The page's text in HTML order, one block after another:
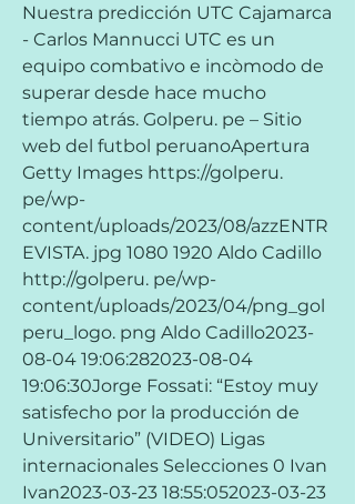
Nuestra predicción UTC Cajamarca
- Carlos Mannucci UTC es un
equipo combativo e incòmodo de
superar desde hace mucho
tiempo atrás. Golperu. pe – Sitio
web del futbol peruanoApertura
Getty Images https://golperu.
pe/wp-
content/uploads/2023/08/azzENTR
EVISTA. jpg 1080 1920 Aldo Cadillo
http://golperu. pe/wp-
content/uploads/2023/04/png_gol
peru_logo. png Aldo Cadillo2023-
08-04 19:06:282023-08-04
19:06:30Jorge Fossati: “Estoy muy
satisfecho por la producción de
Universitario” (VIDEO) Ligas
internacionales Selecciones 0 Ivan
Ivan2023-03-23 18:55:052023-03-23